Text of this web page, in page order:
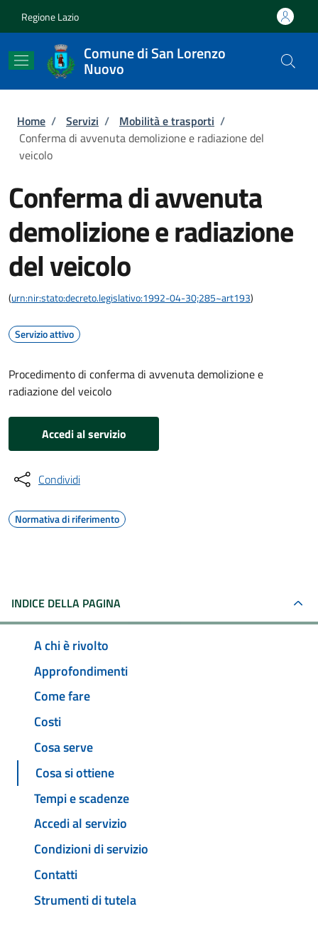
Regione Lazio
Comune di San Lorenzo
Nuovo
Briciole di pane
Home / Servizi / Mobilità e trasporti /
Conferma di avvenuta demolizione e radiazione del
veicolo
Conferma di avvenuta
demolizione e radiazione
del veicolo
(urn:nir:stato:decreto.legislativo:1992-04-30;285~art193)
Servizio attivo
Procedimento di conferma di avvenuta demolizione e
radiazione del veicolo
Accedi al servizio
Condividi
Normativa di riferimento
INDICE DELLA PAGINA
A chi è rivolto
Approfondimenti
Come fare
Costi
Cosa serve
Cosa si ottiene
Tempi e scadenze
Accedi al servizio
Condizioni di servizio
Contatti
Strumenti di tutela